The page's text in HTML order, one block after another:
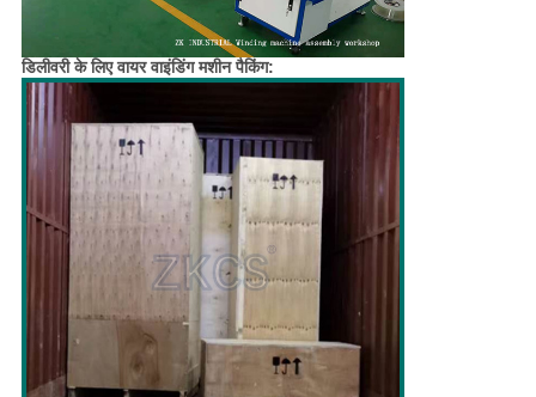
डिलीवरी के लिए वायर वाइंडिंग मशीन पैकिंग: